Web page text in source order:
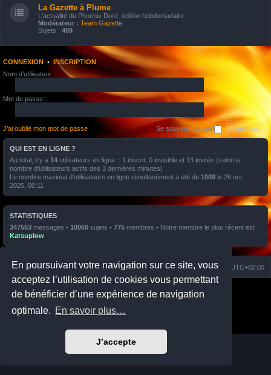
En poursuivant votre navigation sur ce site, vous
acceptez l’utilisation de cookies vous permettant
de bénéficier d’une expérience de navigation
optimale. En savoir plus…
J’accepte
La Gazette à Plume
L'actualité du Phoenix Doré, édition hebdomadaire.
Modérateur : Team Gazette
Sujets : 489
CONNEXION • INSCRIPTION
Nom d’utilisateur :
Mot de passe :
J’ai oublié mon mot de passe Se souvenir de moi
QUI EST EN LIGNE ?
Au total, il y a 14 utilisateurs en ligne :: 1 inscrit, 0 invisible et 13 invités (selon le
nombre d’utilisateurs actifs des 3 dernières minutes)
Le nombre maximal d’utilisateurs en ligne simultanément a été de 1009 le 26 oct.
2025, 00:11
STATISTIQUES
347553 messages • 10060 sujets • 775 membres • Notre membre le plus récent est
Katsuplow
Nuage Portail Accueil du forum Fuseau horaire sur UTC+02:00
Développé par phpBB
® Forum Software © phpBB Limited
Prosilver Dark Edition by
Premium phpBB Styles
Traduction française officielle